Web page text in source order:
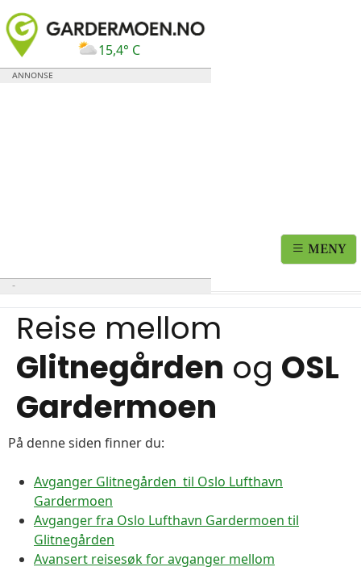
15,4° C
MENY
Reise mellom
Glitnegården og OSL
Gardermoen
På denne siden finner du:
Avganger Glitnegården til Oslo Lufthavn
Gardermoen
Avganger fra Oslo Lufthavn Gardermoen til
Glitnegården
Avansert reisesøk for avganger mellom